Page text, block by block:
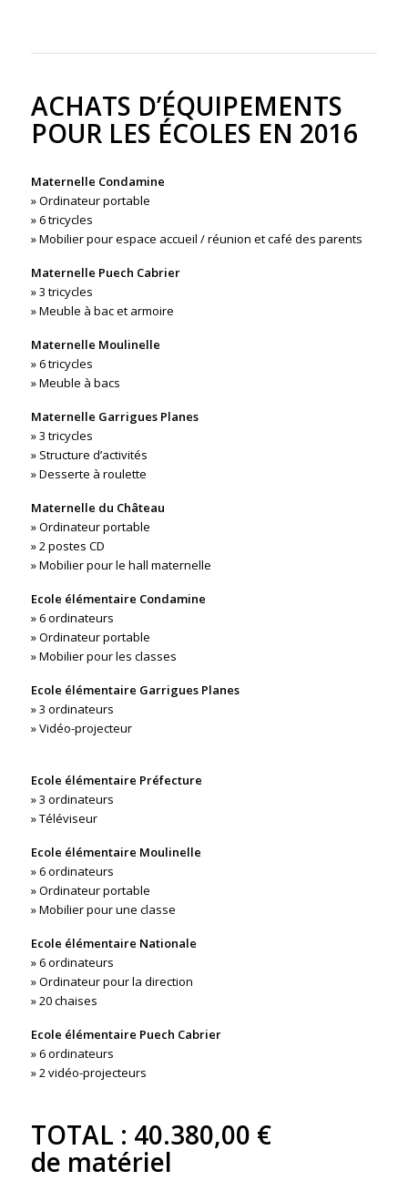
ACHATS D’ÉQUIPEMENTS
POUR LES ÉCOLES EN 2016
Maternelle Condamine
» Ordinateur portable
» 6 tricycles
» Mobilier pour espace accueil / réunion et café des parents
Maternelle Puech Cabrier
» 3 tricycles
» Meuble à bac et armoire
Maternelle Moulinelle
» 6 tricycles
» Meuble à bacs
Maternelle Garrigues Planes
» 3 tricycles
» Structure d’activités
» Desserte à roulette
Maternelle du Château
» Ordinateur portable
» 2 postes CD
» Mobilier pour le hall maternelle
Ecole élémentaire Condamine
» 6 ordinateurs
» Ordinateur portable
» Mobilier pour les classes
Ecole élémentaire Garrigues Planes
» 3 ordinateurs
» Vidéo-projecteur
Ecole élémentaire Préfecture
» 3 ordinateurs
» Téléviseur
Ecole élémentaire Moulinelle
» 6 ordinateurs
» Ordinateur portable
» Mobilier pour une classe
Ecole élémentaire Nationale
» 6 ordinateurs
» Ordinateur pour la direction
» 20 chaises
Ecole élémentaire Puech Cabrier
» 6 ordinateurs
» 2 vidéo-projecteurs
TOTAL : 40.380,00 €
de matériel